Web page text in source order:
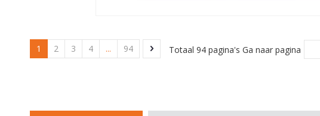
1 2 3 4 ... 94 Totaal 94 pagina's Ga naar pagina